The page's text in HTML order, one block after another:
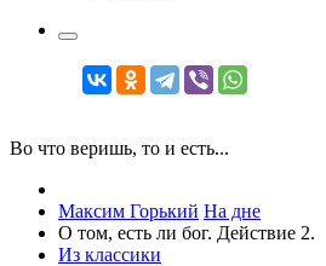
Во что веришь, то и есть...
Максим Горький На дне
О том, есть ли бог. Действие 2.
Из классики